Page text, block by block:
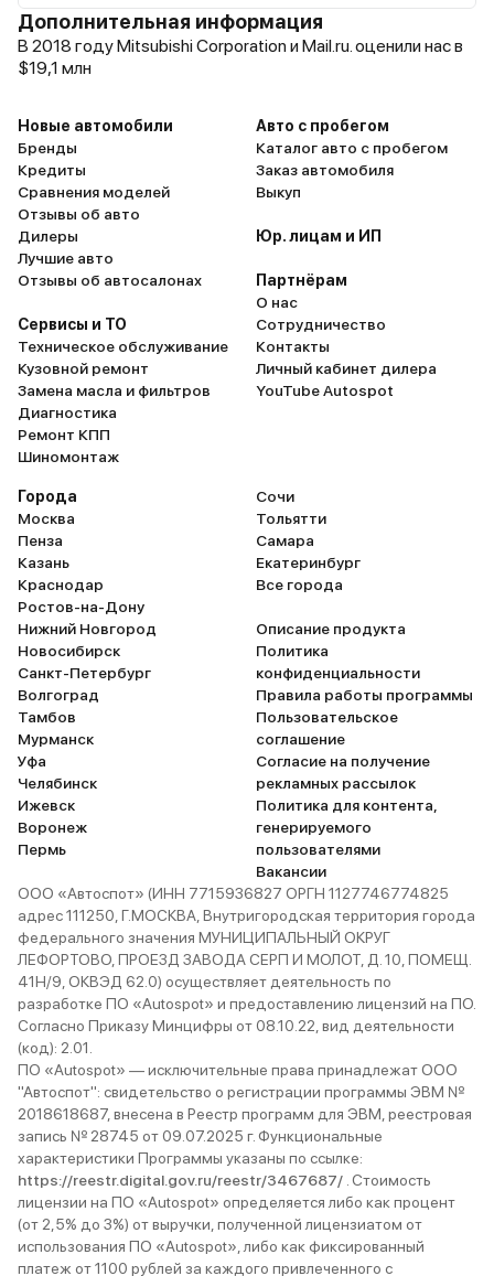
Дополнительная информация
В 2018 году Mitsubishi Corporation и Mail.ru. оценили нас в
$19,1 млн
Новые автомобили
Бренды
Кредиты
Сравнения моделей
Отзывы об авто
Дилеры
Лучшие авто
Отзывы об автосалонах
Сервисы и ТО
Техническое обслуживание
Кузовной ремонт
Замена масла и фильтров
Диагностика
Ремонт КПП
Шиномонтаж
Авто с пробегом
Каталог авто с пробегом
Заказ автомобиля
Выкуп
Юр. лицам и ИП
Партнёрам
О нас
Сотрудничество
Контакты
Личный кабинет дилера
YouTube Autospot
Города
Москва
Пенза
Казань
Краснодар
Ростов-на-Дону
Нижний Новгород
Новосибирск
Санкт-Петербург
Волгоград
Тамбов
Мурманск
Уфа
Челябинск
Ижевск
Воронеж
Пермь
Сочи
Тольятти
Самара
Екатеринбург
Все города
Описание продукта
Политика
конфиденциальности
Правила работы программы
Пользовательское
соглашение
Согласие на получение
рекламных рассылок
Политика для контента,
генерируемого
пользователями
Вакансии
ООО «Автоспот» (ИНН 7715936827 ОРГН 1127746774825
адрес 111250, Г.МОСКВА, Внутригородская территория города
федерального значения МУНИЦИПАЛЬНЫЙ ОКРУГ
ЛЕФОРТОВО, ПРОЕЗД ЗАВОДА СЕРП И МОЛОТ, Д. 10, ПОМЕЩ.
41Н/9, ОКВЭД 62.0) осуществляет деятельность по
разработке ПО «Autospot» и предоставлению лицензий на ПО.
Согласно Приказу Минцифры от 08.10.22, вид деятельности
(код): 2.01.
ПО «Autospot» — исключительные права принадлежат ООО
"Автоспот": свидетельство о регистрации программы ЭВМ №
2018618687, внесена в Реестр программ для ЭВМ, реестровая
запись № 28745 от 09.07.2025 г. Функциональные
характеристики Программы указаны по ссылке:
https://reestr.digital.gov.ru/reestr/3467687/ . Стоимость
лицензии на ПО «Autospot» определяется либо как процент
(от 2,5% до 3%) от выручки, полученной лицензиатом от
использования ПО «Autospot», либо как фиксированный
платеж от 1100 рублей за каждого привлеченного с